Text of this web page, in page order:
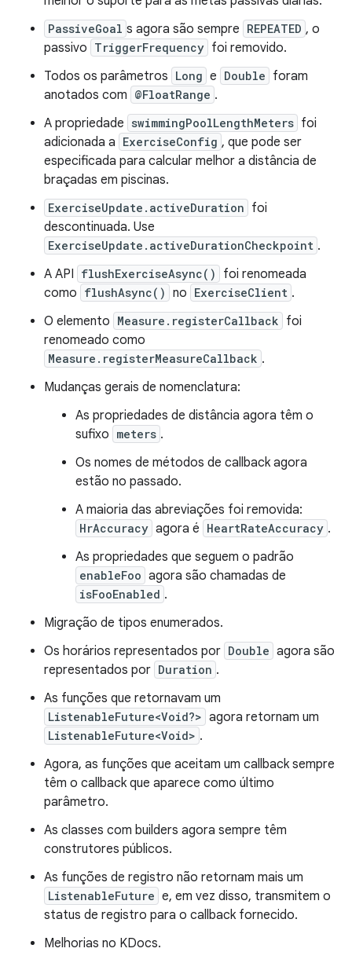
PassiveGoal s agora são sempre REPEATED , o
passivo TriggerFrequency foi removido.
Todos os parâmetros Long e Double foram
anotados com @FloatRange .
A propriedade swimmingPoolLengthMeters foi
adicionada a ExerciseConfig , que pode ser
especificada para calcular melhor a distância de
braçadas em piscinas.
ExerciseUpdate.activeDuration foi
descontinuada. Use
ExerciseUpdate.activeDurationCheckpoint .
A API flushExerciseAsync()
foi renomeada
como flushAsync() no ExerciseClient .
O elemento Measure.registerCallback foi
renomeado como
Measure.registerMeasureCallback .
Mudanças gerais de nomenclatura:
As propriedades de distância agora têm o
sufixo meters .
Os nomes de métodos de callback agora
estão no passado.
A maioria das abreviações foi removida:
HrAccuracy agora é HeartRateAccuracy .
As propriedades que seguem o padrão
enableFoo agora são chamadas de
isFooEnabled .
Migração de tipos enumerados.
Os horários representados por Double agora são
representados por Duration .
As funções que retornavam um
ListenableFuture<Void?> agora retornam um
ListenableFuture<Void> .
Agora, as funções que aceitam um callback sempre
têm o callback que aparece como último
parâmetro.
As classes com builders agora sempre têm
construtores públicos.
As funções de registro não retornam mais um
ListenableFuture e, em vez disso, transmitem o
status de registro para o callback fornecido.
Melhorias no KDocs.